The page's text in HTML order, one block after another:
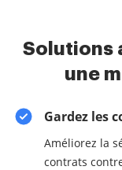
Solutions
une
Gardez les
Améliorez la
contrats